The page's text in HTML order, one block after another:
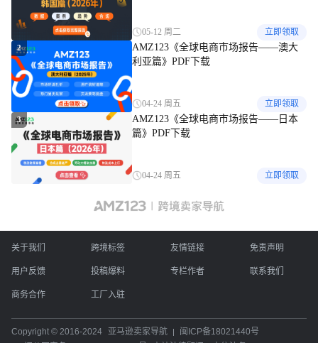
05-12 周二 立即领取
2
AMZ123《全球电商市场报告——澳大
利亚篇》PDF下载
04-24 周五 立即领取
3
AMZ123《全球电商市场报告——日本
篇》PDF下载
04-24 周五 立即领取
关于我们 跨境标签 友情链接 免责声明
用户反馈 投稿爆料 专栏作者 联系我们
商务合作 工厂入驻
Copyright © 2016-2024 亚马逊卖家导航
闽ICP备18021440号